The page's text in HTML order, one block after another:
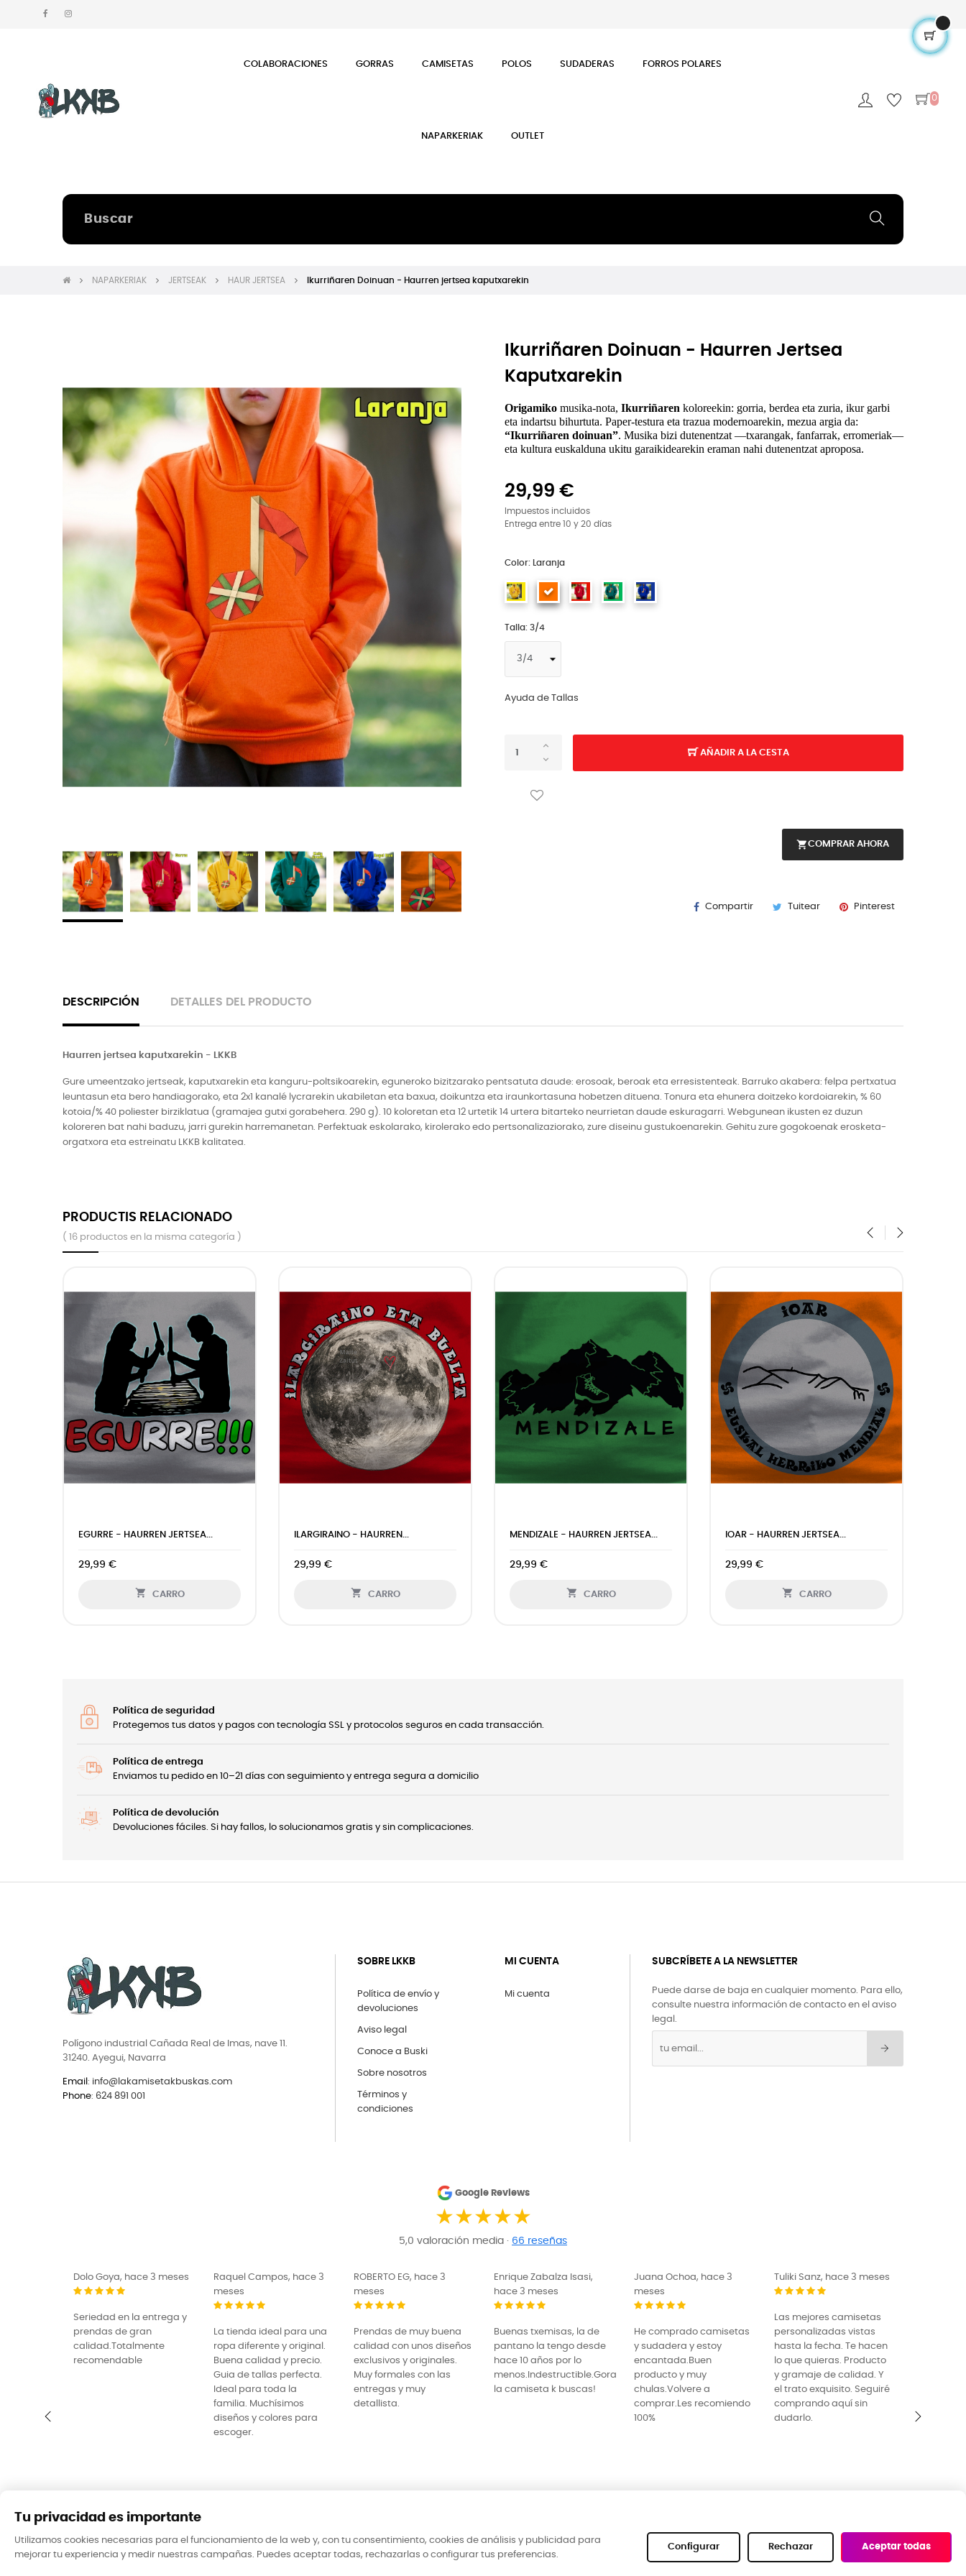
COLABORACIONES GORRAS CAMISETAS POLOS SUDADERAS FORROS POLARES
NAPARKERIAK OUTLET
0
NAPARKERIAK JERTSEAK HAUR JERTSEA Ikurriñaren Doinuan - Haurren jertsea kaputxarekin
Ikurriñaren Doinuan - Haurren Jertsea
Kaputxarekin
Origamiko musika-nota, Ikurriñaren koloreekin: gorria, berdea eta zuria, ikur garbi
“Ikurriñaren doinuan”. Musika bizi dutenentzat —txarangak, fanfarrak, erromeriak—
eta kultura euskalduna ukitu garaikidearekin eraman nahi dutenentzat aproposa.
29,99 €
Impuestos incluidos
Entrega entre 10 y 20 días
Color: Laranja
Talla: 3/4
Ayuda de Tallas
AÑADIR A LA CESTA
shopping_cartCOMPRAR AHORA
Compartir Tuitear Pinterest
DESCRIPCIÓN DETALLES DEL PRODUCTO
Haurren jertsea kaputxarekin - LKKB
Gure umeentzako jertseak, kaputxarekin eta kanguru-poltsikoarekin, eguneroko bizitzarako pentsatuta daude: erosoak, beroak eta erresistenteak. Barruko akabera: felpa pertxatua
leuntasun eta bero handiagorako, eta 2x1 kanalé lycrarekin ukabiletan eta baxua, doikuntza eta iraunkortasuna hobetzen dituena. Tonura eta ehunera doitzeko kordoiarekin, % 60
kotoia/% 40 poliester birziklatua (gramajea gutxi gorabehera. 290 g). 10 koloretan eta 12 urtetik 14 urtera bitarteko neurrietan daude eskuragarri. Webgunean ikusten ez duzun
koloreren bat nahi baduzu, jarri gurekin harremanetan. Perfektuak eskolarako, kirolerako edo pertsonalizaziorako, zure diseinu gustukoenarekin. Gehitu zure gogokoenak erosketa-
orgatxora eta estreinatu LKKB kalitatea.
PRODUCTIS RELACIONADO
( 16 productos en la misma categoría )
EGUZKIA ETA EURIA ERROMAKO...
29,99 €
 CARRO
OGI GOGORRARI HAGIN...
29,99 €
 CARRO
HAU HORI HURA - HAURREN...
29,99 €
 CARRO
BUSKILORE - HAURREN JERTSEA...
29,99 €
 CARRO
Política de seguridad
Protegemos tus datos y pagos con tecnología SSL y protocolos seguros en cada transacción.
Política de entrega
Enviamos tu pedido en 10–21 días con seguimiento y entrega segura a domicilio
Política de devolución
Devoluciones fáciles. Si hay fallos, lo solucionamos gratis y sin complicaciones.
Polígono industrial Cañada Real de Imas, nave 11.
31240. Ayegui, Navarra
Email : info@lakamisetakbuskas.com
Phone: 624 891 001
SOBRE LKKB
Política de envío y
devoluciones
Aviso legal
Conoce a Buski
Sobre nosotros
Términos y
condiciones
MI CUENTA
Mi cuenta
SUBCRÍBETE A LA NEWSLETTER
Puede darse de baja en cualquier momento. Para ello,
consulte nuestra información de contacto en el aviso
legal.
Google Reviews
★★★★★
5,0 valoración media · 66 reseñas
Raquel Campos, hace 3
meses
La tienda ideal para una
ropa diferente y original.
Buena calidad y precio.
ROBERTO EG, hace 3
meses
Prendas de muy buena
calidad con unos diseños
exclusivos y originales.
Muy formales con las
entregas y muy
detallista.
Enrique Zabalza Isasi,
hace 3 meses
Buenas txemisas, la de
pantano la tengo desde
hace 10 años por lo
menos.Indestructible.Gora
la camiseta k buscas!
Juana Ochoa, hace 3
meses
He comprado camisetas
y sudadera y estoy
encantada.Buen
producto y muy
chulas.Volvere a
Tuliki Sanz, hace 3 meses
personalizadas vistas
hasta la fecha. Te hacen
lo que quieras. Producto
y gramaje de calidad. Y
el trato exquisito. Seguiré
comprando aquí sin
dudarlo.
El Pugilista, hace 3 meses
¡Estoy muy contento con
las sudaderas y
camisetas de LKKB! Tras
un tiempo haciendo
pruebas y buscando una
empresa que me pudiera
ofrecer un buen tejido e
imprimación a un precio
gracias Joseba y equipo!
Tu privacidad es importante
Utilizamos cookies necesarias para el funcionamiento de la web y, con tu consentimiento, cookies de análisis y publicidad para
mejorar tu experiencia y medir nuestras campañas. Puedes aceptar todas, rechazarlas o configurar tus preferencias.
Configurar Rechazar Aceptar todas